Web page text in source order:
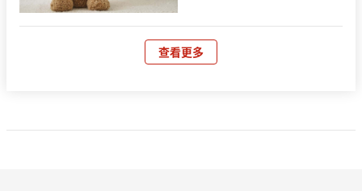
查看更多